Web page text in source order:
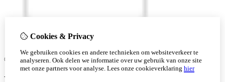
© Copyright 2026 |
Cookies & Privacy
We gebruiken cookies en andere technieken om websiteverkeer te
analyseren. Ook delen we informatie over uw gebruik van onze site
met onze partners voor analyse. Lees onze cookieverklaring hier